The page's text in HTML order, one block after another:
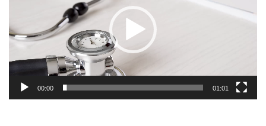
00:00 01:01